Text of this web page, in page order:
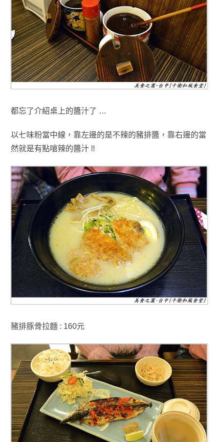
都忘了介紹桌上的醬汁了 …
以七味粉當中線 ，靠左邊的是不辣的豬排醬，靠右邊的當
然就是有點嗆辣的醬汁 !!
豬排豚骨拉麵 : 160元